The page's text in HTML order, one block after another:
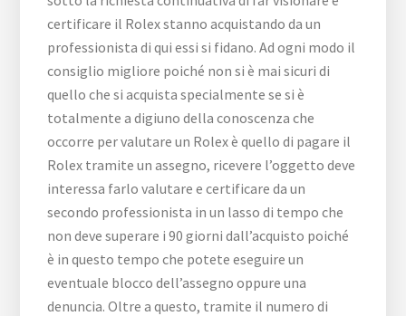
certificare il Rolex stanno acquistando da un
professionista di qui essi si fidano. Ad ogni modo il
consiglio migliore poiché non si è mai sicuri di
quello che si acquista specialmente se si è
totalmente a digiuno della conoscenza che
occorre per valutare un Rolex è quello di pagare il
Rolex tramite un assegno, ricevere l’oggetto deve
interessa farlo valutare e certificare da un
secondo professionista in un lasso di tempo che
non deve superare i 90 giorni dall’acquisto poiché
è in questo tempo che potete eseguire un
eventuale blocco dell’assegno oppure una
denuncia. Oltre a questo, tramite il numero di